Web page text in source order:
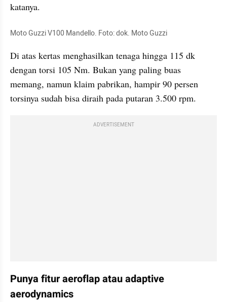
katanya.
Moto Guzzi V100 Mandello. Foto: dok. Moto Guzzi
Di atas kertas menghasilkan tenaga hingga 115 dk
dengan torsi 105 Nm. Bukan yang paling buas
memang, namun klaim pabrikan, hampir 90 persen
torsinya sudah bisa diraih pada putaran 3.500 rpm.
ADVERTISEMENT
Punya fitur aeroflap atau adaptive
aerodynamics